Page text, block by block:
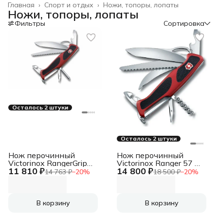
Ножи, топоры, лопаты
Спорт и отдых ›
Главная ›
Ножи, топоры, лопаты
Фильтры Сортировка
Осталось 2 штуки
11 810 ₽14 763 ₽−20%
Нож перочинный
Victorinox RangerGrip
78 (0.9663.MC) 130мм
В корзину
Осталось 2 штуки
14 800 ₽18 500 ₽−20%
Нож перочинный
Victorinox Ranger 57 M
Grip (0.9583.MC) 130мм
В корзину